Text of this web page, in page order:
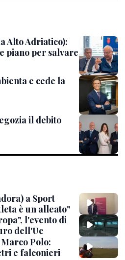
Alto Adriatico):
piano per salvare
e cede la
il debito
a Sport
è un alleato"
l'evento di
dell'Ue
Polo:
e falconieri